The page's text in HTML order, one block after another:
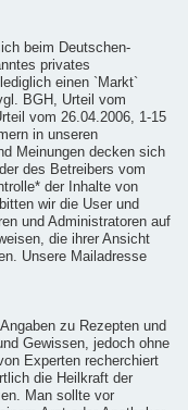
beim Deutschen-
privates
einen `Markt`
BGH, Urteil vom
vom 26.04.2006, 1-15
in unseren
Meinungen decken sich
des Betreibers vom
der Inhalte von
wir die User und
und Administratoren auf
die ihrer Ansicht
Unsere Mailadresse
zu Rezepten und
Gewissen, jedoch ohne
Experten recherchiert
die Heilkraft der
Man sollte vor